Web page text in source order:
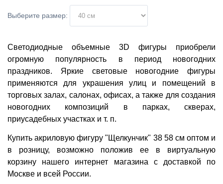
Выберите размер:
Светодиодные объемные 3D фигуры приобрели
огромную популярность в период новогодних
праздников. Яркие световые новогодние фигуры
применяются для украшения улиц и помещений в
торговых залах, салонах, офисах, а также для создания
новогодних композиций в парках, скверах,
приусадебных участках и т. п.
Купить акриловую фигуру "Щелкунчик" 38 58 см оптом и
в розницу, возможно положив ее в виртуальную
корзину нашего интернет магазина с доставкой по
Москве и всей России.